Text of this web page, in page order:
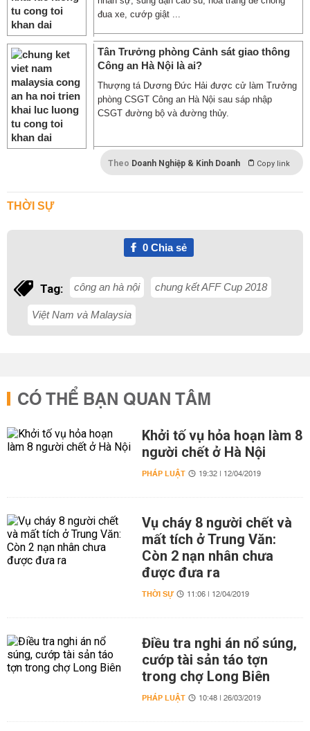
đua xe, cướp giật ...
Tân Trưởng phòng Cảnh sát giao thông
Công an Hà Nội là ai?
Thượng tá Dương Đức Hải được cử làm Trưởng
phòng CSGT Công an Hà Nội sau sáp nhập
CSGT đường bộ và đường thủy.
Theo Doanh Nghiệp & Kinh Doanh Copy link
THỜI SỰ
0Chia sẻ
Tag: công an hà nội chung kết AFF Cup 2018
Việt Nam và Malaysia
CÓ THỂ BẠN QUAN TÂM
Khởi tố vụ hỏa hoạn làm 8
người chết ở Hà Nội
PHÁP LUẬT 19:32 | 12/04/2019
Vụ cháy 8 người chết và
mất tích ở Trung Văn:
Còn 2 nạn nhân chưa
được đưa ra
THỜI SỰ 11:06 | 12/04/2019
Điều tra nghi án nổ súng,
cướp tài sản táo tợn
trong chợ Long Biên
PHÁP LUẬT 10:48 | 26/03/2019